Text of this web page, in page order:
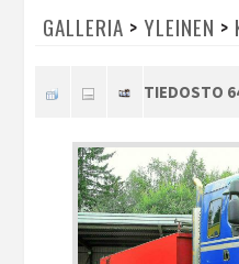
GALLERIA > YLEINEN >
TIEDOSTO